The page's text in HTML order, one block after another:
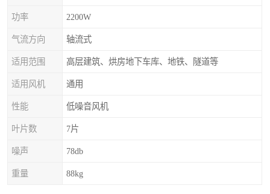
功率 2200W
气流方向 轴流式
适用范围 高层建筑、烘房地下车库、地铁、隧道等
适用风机 通用
性能 低噪音风机
叶片数 7片
噪声 78db
重量 88kg